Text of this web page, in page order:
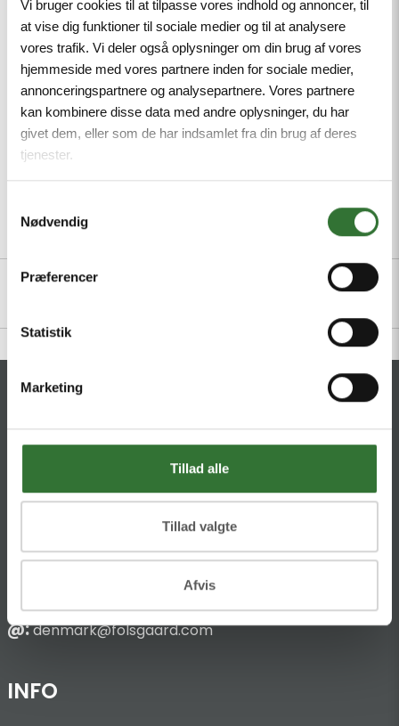
Vi bruger cookies til at tilpasse vores indhold og annoncer, til
at vise dig funktioner til sociale medier og til at analysere
vores trafik. Vi deler også oplysninger om din brug af vores
hjemmeside med vores partnere inden for sociale medier,
annonceringspartnere og analysepartnere. Vores partnere
kan kombinere disse data med andre oplysninger, du har
givet dem, eller som de har indsamlet fra din brug af deres
tjenester.
Nødvendig
Præferencer
Statistik
Marketing
Tillad alle
Tillad valgte
Afvis
LABS, Particularly resistant to abrasion, Approval:
cULus, RoHS-compliant, Protection class: IP67, IP69K,
Male M12, straight, 3-pin
Mindste ordreantal: 1
KONTAKT
HQ:Hans Følsgaard A/S
DK-4600 Køge
DK-8680 RY
@:denmark@folsgaard.com
INFO